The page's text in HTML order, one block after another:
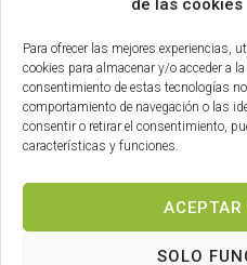
de las cookies
Para ofrecer las mejores experiencias,
cookies para almacenar y/o acceder a
consentimiento de estas tecnologías
comportamiento de navegación o las
consentir o retirar el consentimiento,
características y funciones.
ACEPTAR
SOLO
AGENDA Y EVENTOS
Información
INFORMACIÓN LEGAL